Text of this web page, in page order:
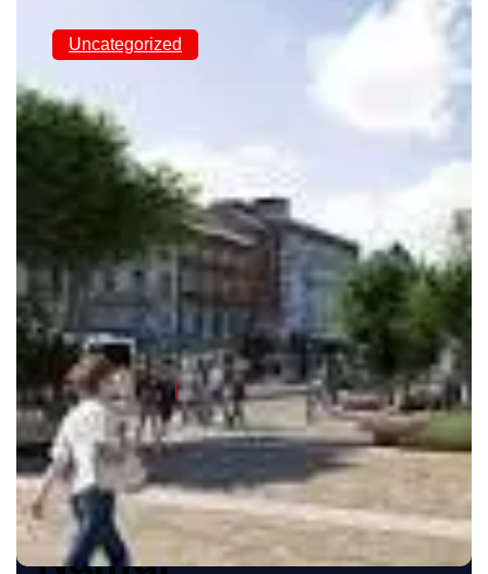
Uncategorized
Découvrez la Beauté
de Namur : Entre
Histoire, Culture et
Nature
Fesnamur 19 Avril 2025
Découverte de
Namur